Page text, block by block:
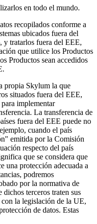
en todo el mundo.
recopilados conforme a
ubicados fuera del
tratarlos fuera del EEE,
que utilice los Productos
Productos sean accedidos
propia Skylum la que
situados fuera del EEE,
implementar
La transferencia de
fuera del EEE puede no
cuando el país
emitida por la Comisión
respecto del país
que se considera que
una protección adecuada a
podremos
por la normativa de
dichos terceros traten sus
la legislación de la UE,
de datos. Estas